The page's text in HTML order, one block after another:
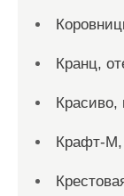
Кранц,
Красиво,
Крафт-М,